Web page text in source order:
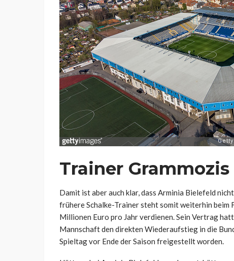
Trainer
Damit ist aber auch klar, dass Arminia Bielefeld
frühere Schalke-Trainer steht somit weiterhin beim
Millionen Euro pro Jahr verdienen. Sein Vertrag
Mannschaft den direkten Wiederaufstieg in die
Spieltag vor Ende der Saison freigestellt worden.